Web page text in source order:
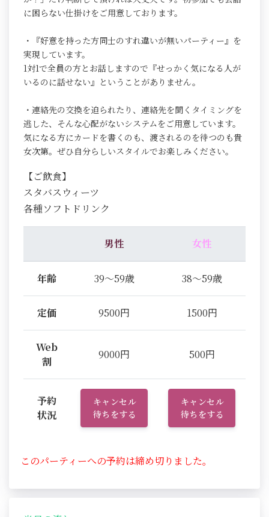
に困らない仕掛けをご用意しております。
・『好意を持った方同士のすれ違いが無いパーティー』を
実現しています。
1対1で全員の方とお話しますので『せっかく気になる人が
いるのに話せない』ということがありません。
・連絡先の交換を迫られたり、連絡先を聞くタイミングを
逃した、そんな心配がないシステムをご用意しています。
気になる方にカードを書くのも、渡されるのを待つのも貴
女次第。ぜひ自分らしいスタイルでお楽しみください。
【ご飲食】
スタバスウィーツ
各種ソフトドリンク
男性 女性
年齢 39～59歳 38～59歳
定価 9500円 1500円
Web
割
9000円 500円
予約
状況
キャンセル
待ちをする
キャンセル
待ちをする
このパーティーへの予約は締め切りました。